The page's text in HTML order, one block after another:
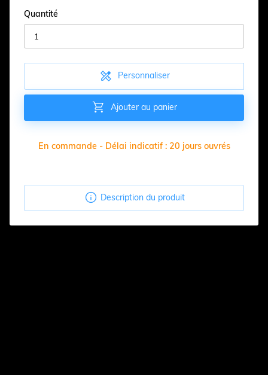
Quantité
 Personnaliser
 Ajouter au panier
En commande - Délai indicatif : 20 jours ouvrés
 Description du produit